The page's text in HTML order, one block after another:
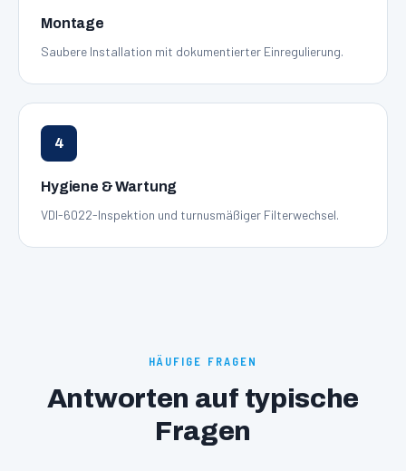
Montage
Saubere Installation mit dokumentierter Einregulierung.
4
Hygiene & Wartung
VDI-6022-Inspektion und turnusmäßiger Filterwechsel.
HÄUFIGE FRAGEN
Antworten auf typische
Fragen